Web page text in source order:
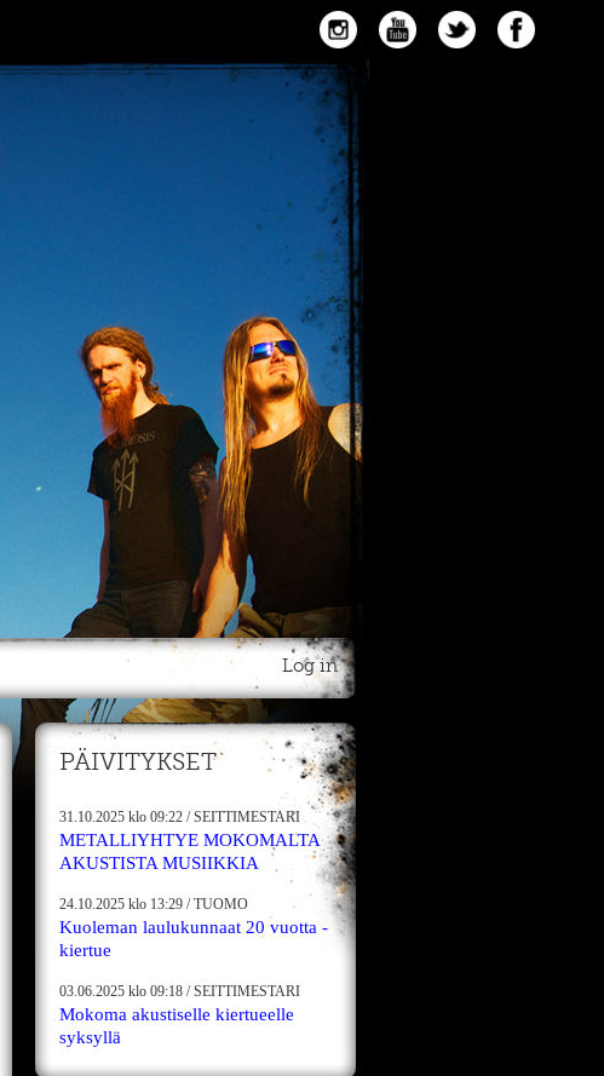
Log in
PÄIVITYKSET
31.10.2025 klo 09:22 /SEITTIMESTARI
METALLIYHTYE MOKOMALTA
AKUSTISTA MUSIIKKIA
24.10.2025 klo 13:29 /TUOMO
Kuoleman laulukunnaat 20 vuotta -
kiertue
03.06.2025 klo 09:18 /SEITTIMESTARI
Mokoma akustiselle kiertueelle
syksyllä